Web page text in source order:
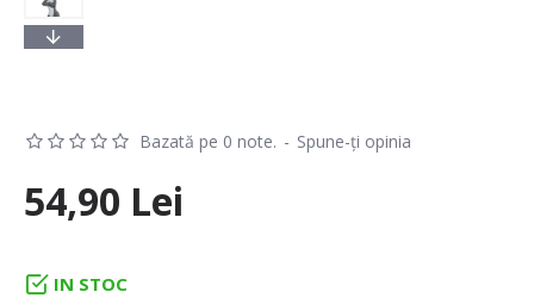
IN STOC
Bazată pe 0 note. - Spune-ţi opinia
54,90 Lei